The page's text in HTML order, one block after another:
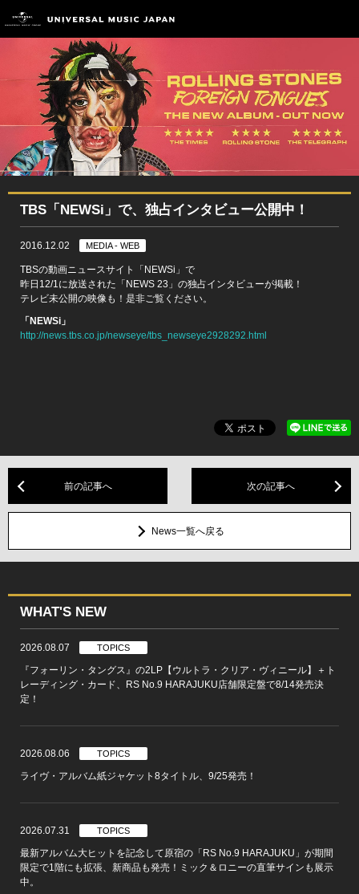
TBS「NEWSi」で、独占インタビュー公開中！
2016.12.02 MEDIA - WEB
TBSの動画ニュースサイト「NEWSi」で
昨日12/1に放送された「NEWS 23」の独占インタビューが掲載！
テレビ未公開の映像も！是非ご覧ください。
「NEWSi」
http://news.tbs.co.jp/newseye/tbs_newseye2928292.html
前の記事へ 次の記事へ
News一覧へ戻る
WHAT'S NEW
2026.08.07 TOPICS
『フォーリン・タングス』の2LP【ウルトラ・クリア・ヴィニール】＋ト
レーディング・カード、RS No.9 HARAJUKU店舗限定盤で8/14発売決
定！
2026.08.06 TOPICS
ライヴ・アルバム紙ジャケット8タイトル、9/25発売！
2026.07.31 TOPICS
最新アルバム大ヒットを記念して原宿の「RS No.9 HARAJUKU」が期間
限定で1階にも拡張、新商品も発売！ミック＆ロニーの直筆サインも展示
中。